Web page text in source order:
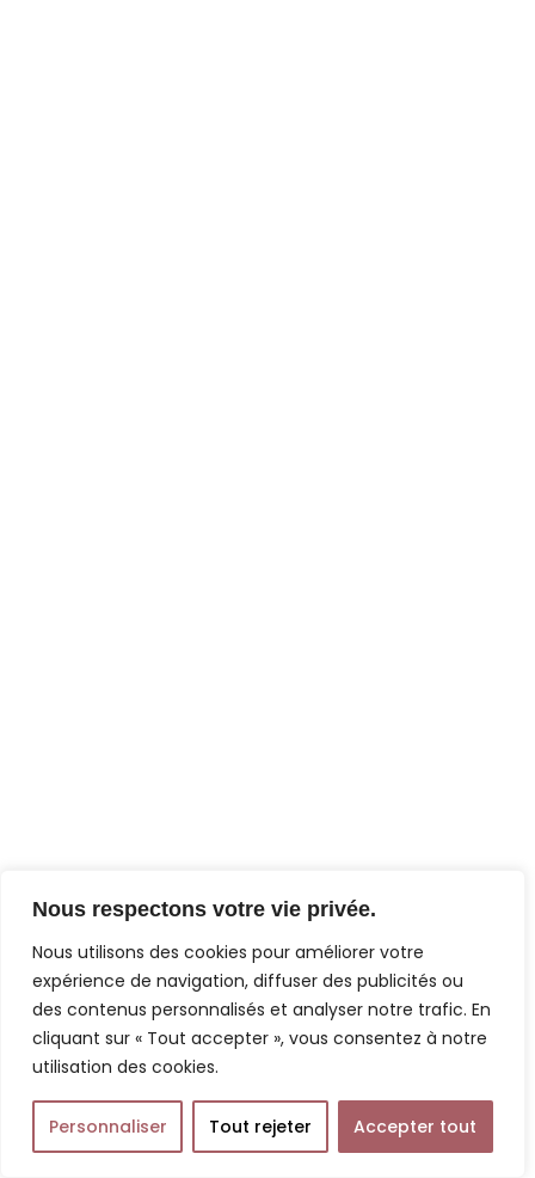
Nous respectons votre vie privée.
Nous utilisons des cookies pour améliorer votre
expérience de navigation, diffuser des publicités ou
des contenus personnalisés et analyser notre trafic. En
cliquant sur « Tout accepter », vous consentez à notre
utilisation des cookies.
Personnaliser Tout rejeter Accepter tout